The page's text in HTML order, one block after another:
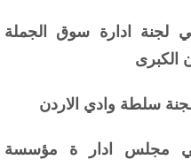
لجنة ادارة سوق الجملة
الكبرى
في مجلس ادار ة مؤسسة